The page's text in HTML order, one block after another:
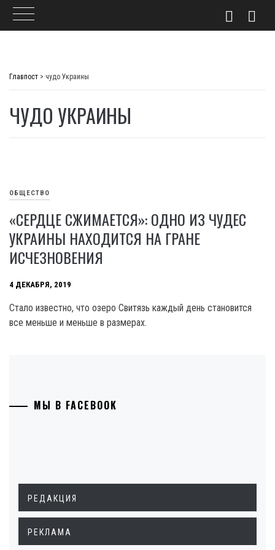
Главпост > чудо Украины
ЧУДО УКРАИНЫ
ОБЩЕСТВО
«СЕРДЦЕ СЖИМАЕТСЯ»: ОДНО ИЗ ЧУДЕС
УКРАИНЫ НАХОДИТСЯ НА ГРАНЕ
ИСЧЕЗНОВЕНИЯ
4 ДЕКАБРЯ, 2019
Стало известно, что озеро Свитязь каждый день становится
все меньше и меньше в размерах.
МЫ В FACEBOOK
РЕДАКЦИЯ
РЕКЛАМА